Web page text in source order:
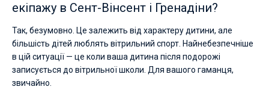
екіпажу в Сент-Вінсент і Гренадіни?
Так, безумовно. Це залежить від характеру дитини, але
більшість дітей люблять вітрильний спорт. Найнебезпечніше
в цій ситуації — це коли ваша дитина після подорожі
записується до вітрильної школи. Для вашого гаманця,
звичайно.